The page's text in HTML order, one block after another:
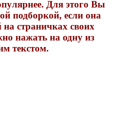
Для этого Вы
подборкой, если она
страничках своих
нажать на одну из
текстом.